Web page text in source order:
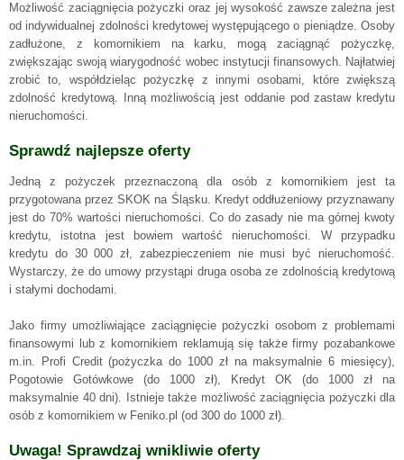
Możliwość zaciągnięcia pożyczki oraz jej wysokość zawsze zależna jest
od indywidualnej zdolności kredytowej występującego o pieniądze. Osoby
zadłużone, z komornikiem na karku, mogą zaciągnąć pożyczkę,
zwiększając swoją wiarygodność wobec instytucji finansowych. Najłatwiej
zrobić to, współdzieląc pożyczkę z innymi osobami, które zwiększą
zdolność kredytową. Inną możliwością jest oddanie pod zastaw kredytu
nieruchomości.
Sprawdź najlepsze oferty
Jedną z pożyczek przeznaczoną dla osób z komornikiem jest ta
przygotowana przez SKOK na Śląsku. Kredyt oddłużeniowy przyznawany
jest do 70% wartości nieruchomości. Co do zasady nie ma górnej kwoty
kredytu, istotna jest bowiem wartość nieruchomości. W przypadku
kredytu do 30 000 zł, zabezpieczeniem nie musi być nieruchomość.
Wystarczy, że do umowy przystąpi druga osoba ze zdolnością kredytową
i stałymi dochodami.
Jako firmy umożliwiające zaciągnięcie pożyczki osobom z problemami
finansowymi lub z komornikiem reklamują się także firmy pozabankowe
m.in. Profi Credit (pożyczka do 1000 zł na maksymalnie 6 miesięcy),
Pogotowie Gotówkowe (do 1000 zł), Kredyt OK (do 1000 zł na
maksymalnie 40 dni). Istnieje także możliwość zaciągnięcia pożyczki dla
osób z komornikiem w Feniko.pl (od 300 do 1000 zł).
Uwaga! Sprawdzaj wnikliwie oferty